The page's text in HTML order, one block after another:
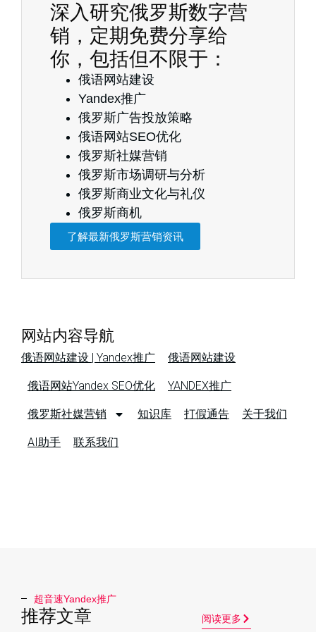
深入研究俄罗斯数字营
销，定期免费分享给
你，包括但不限于：
俄语网站建设
Yandex推广
俄罗斯广告投放策略
俄语网站SEO优化
俄罗斯社媒营销
俄罗斯市场调研与分析
俄罗斯商业文化与礼仪
俄罗斯商机
了解最新俄罗斯营销资讯
网站内容导航
俄语网站建设 | Yandex推广 俄语网站建设
俄语网站Yandex SEO优化 YANDEX推广
俄罗斯社媒营销 知识库 打假通告 关于我们
AI助手 联系我们
超音速Yandex推广​
推荐文章 阅读更多